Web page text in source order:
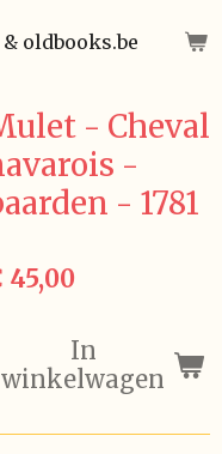
oldbooks.be
- Cheval
-
- 1781
45,00
In
winkelwagen